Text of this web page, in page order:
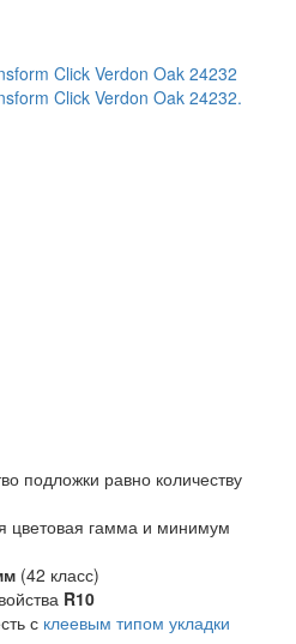
подложки равно количеству
цветовая гамма и минимум
(42 класс)
R10
с клеевым типом укладки